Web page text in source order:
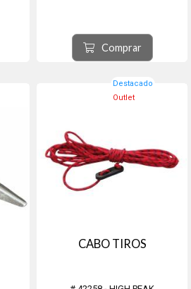
Comprar
Destacado
Outlet
CABO TIROS